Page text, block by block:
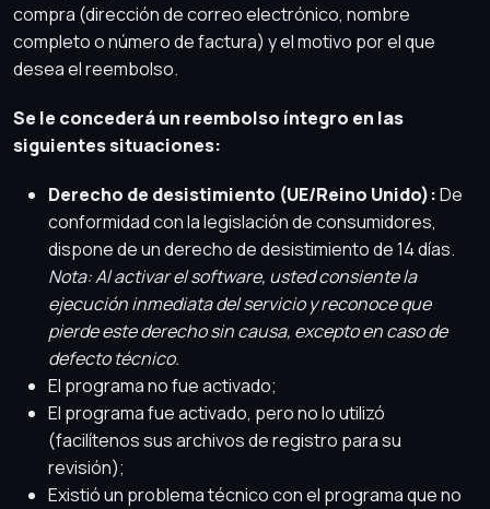
compra (dirección de correo electrónico, nombre
completo o número de factura) y el motivo por el que
desea el reembolso.
Se le concederá un reembolso íntegro en las
siguientes situaciones:
Derecho de desistimiento (UE/Reino Unido):De
conformidad con la legislación de consumidores,
dispone de un derecho de desistimiento de 14 días.
Nota: Al activar el software, usted consiente la
ejecución inmediata del servicio y reconoce que
pierde este derecho sin causa, excepto en caso de
defecto técnico.
El programa no fue activado;
El programa fue activado, pero no lo utilizó
(facilítenos sus archivos de registro para su
revisión);
Existió un problema técnico con el programa que no